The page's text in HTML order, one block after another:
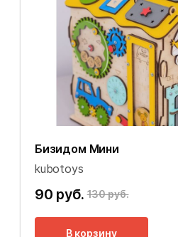
Бизидом Мини
kubotoys
90 руб. 130 руб.
В корзину